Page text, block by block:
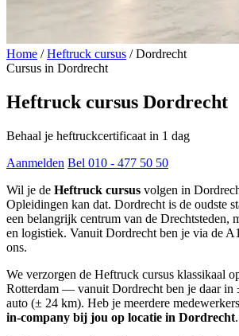
Home / Heftruck cursus / Dordrecht
Cursus in Dordrecht
Heftruck cursus Dordrecht
Behaal je heftruckcertificaat in 1 dag
Aanmelden Bel 010 - 477 50 50
Wil je de Heftruck cursus volgen in
Opleidingen kan dat. Dordrecht is de oudste
een belangrijk centrum van de Drechtsteden,
en logistiek. Vanuit Dordrecht ben je via de
ons.
We verzorgen de Heftruck cursus klassikaal
Rotterdam — vanuit Dordrecht ben je daar in
auto (± 24 km). Heb je meerdere
in-company bij jou op locatie in Dordrecht.